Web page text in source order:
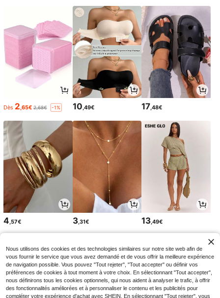
Dès 2 ,65€ 2,68€ -1% 10 ,49€ 17 ,48€
4 ,57€ 3,31€ 13 ,49€
Nous utilisons des cookies et des technologies similaires sur notre site web afin de
vous fournir le service que vous avez demandé et de vous offrir la meilleure expérience
de navigation possible. Vous pouvez "Tout rejeter", "Tout accepter" ou définir vos
préférences de cookies à tout moment à votre choix. En sélectionnant "Tout accepter",
nous définirons tous les cookies optionnels, qui nous aident à analyser le trafic, à offrir
des fonctionnalités améliorées et à personnaliser le contenu et les publicités pour
compléter votre expérience d'achat avec SHEIN. En sélectionnant "Tout rejeter", vous